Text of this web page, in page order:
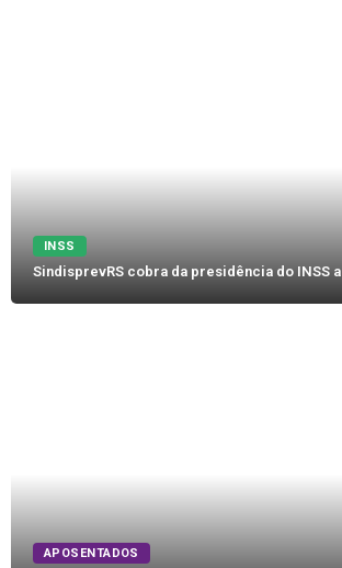
INSS
SindisprevRS cobra da presidência do INSS a
APOSENTADOS